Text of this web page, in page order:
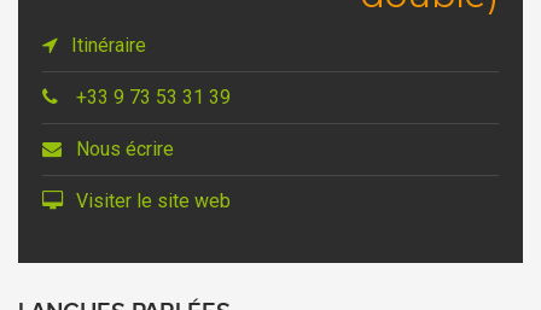
Itinéraire
+33 9 73 53 31 39
Nous écrire
Visiter le site web